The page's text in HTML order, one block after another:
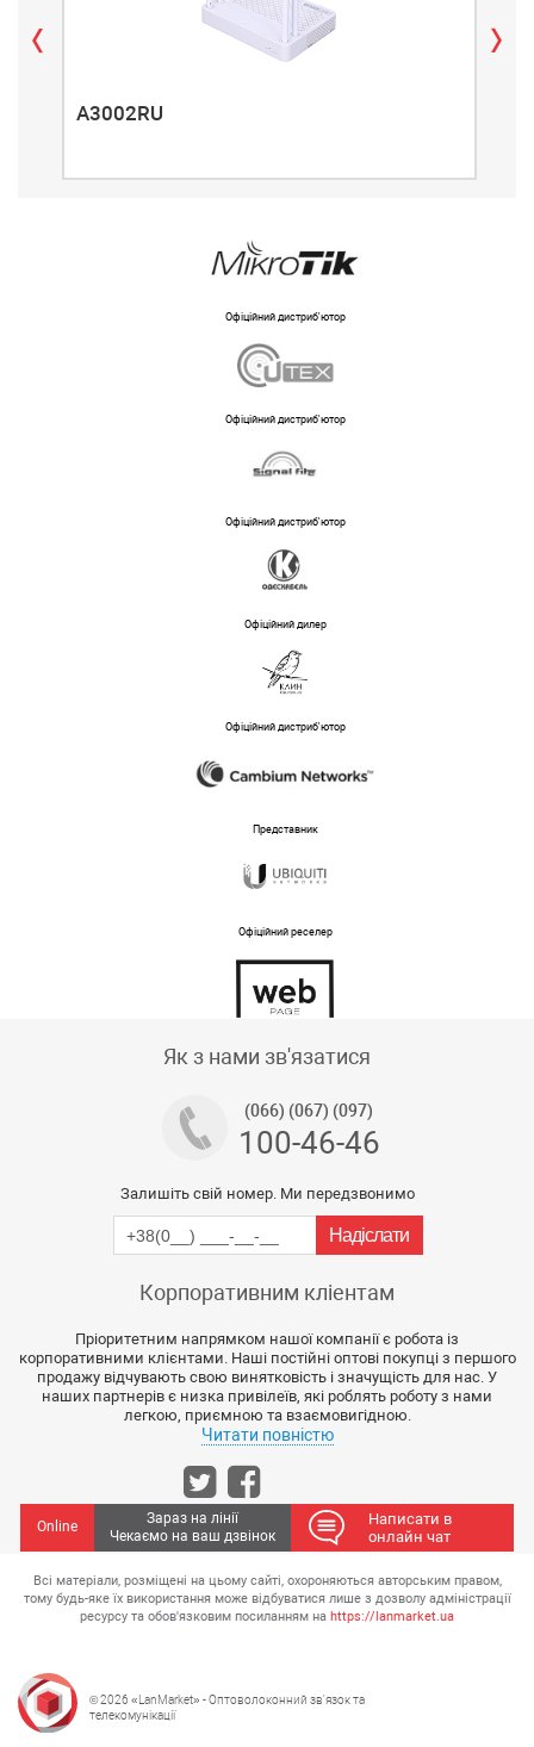
A3002RU
Офіційний дистриб'ютор
Офіційний дистриб'ютор
Офіційний дистриб'ютор
Офіційний дилер
Офіційний дистриб'ютор
Представник
Офіційний реселер
Як з нами зв'язатися
(066) (067) (097)
100-46-46
Залишіть свій номер. Ми передзвонимо
Корпоративним кліентам
Пріоритетним напрямком нашої компанії є робота із
корпоративними клієнтами. Наші постійні оптові покупці з першого
продажу відчувають свою винятковість і значущість для нас. У
наших партнерів є низка привілеїв, які роблять роботу з нами
легкою, приємною та взаємовигідною.
Читати повністю
Online
Зараз на лінії
Чекаємо на ваш дзвінок
Написати в
онлайн чат
© 2026 «LanMarket» - Оптоволоконний зв'язок та
телекомунікації
Всі матеріали, розміщені на цьому сайті, охороняються авторським правом,
тому будь-яке їх використання може відбуватися лише з дозволу адміністрації
ресурсу та обов'язковим посиланням на https://lanmarket.ua